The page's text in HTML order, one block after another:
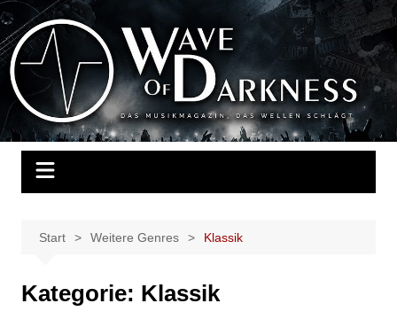
Zum
Inhalt
springen
Wave of Darkness
Das Musikmagazin, das Wellen schlägt. Konzerte, Festivals, Events,
Fotos, Termine, Interviews, Berichte, Musik
Start Weitere Genres Klassik
Kategorie: Klassik